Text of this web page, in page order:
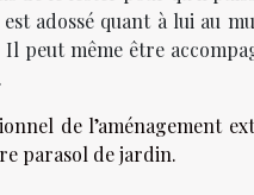
adossé quant à lui au
Il peut même être
de l’aménagement
parasol de jardin.